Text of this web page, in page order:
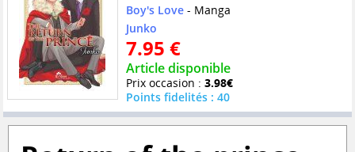
Boy's Love- Manga
Junko
7.95 €
Article disponible
Prix occasion : 3.98€
Points fidelités : 40